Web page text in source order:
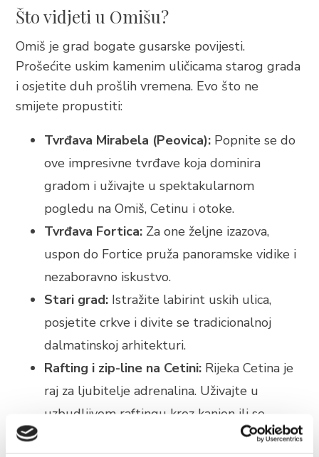
Nazovite nas
Kontaktirajte nas
Što vidjeti u Omišu?
Omiš je grad bogate gusarske povijesti.
Prošećite uskim kamenim uličicama starog grada
i osjetite duh prošlih vremena. Evo što ne
smijete propustiti:
Tvrđava Mirabela (Peovica): Popnite se do
ove impresivne tvrđave koja dominira
gradom i uživajte u spektakularnom
pogledu na Omiš, Cetinu i otoke.
Tvrđava Fortica: Za one željne izazova,
uspon do Fortice pruža panoramske vidike i
nezaboravno iskustvo.
Stari grad: Istražite labirint uskih ulica,
posjetite crkve i divite se tradicionalnoj
dalmatinskoj arhitekturi.
Rafting i zip-line na Cetini: Rijeka Cetina je
raj za ljubitelje adrenalina. Uživajte u
uzbudljivom raftingu kroz kanjon ili se
okušajte u zip-line avanturi iznad rijeke za